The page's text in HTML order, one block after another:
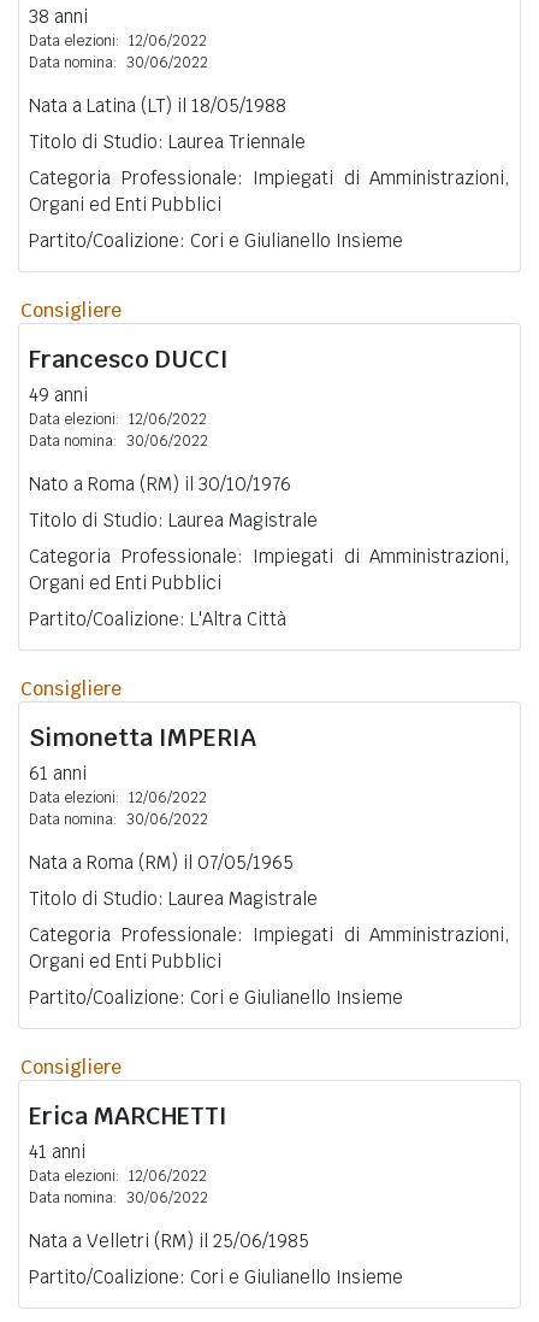
38 anni
Data elezioni: 12/06/2022
Data nomina: 30/06/2022
Nata a Latina (LT) il 18/05/1988
Titolo di Studio: Laurea Triennale
Categoria Professionale: Impiegati di Amministrazioni,
Organi ed Enti Pubblici
Partito/Coalizione: Cori e Giulianello Insieme
Consigliere
Francesco DUCCI
49 anni
Data elezioni: 12/06/2022
Data nomina: 30/06/2022
Nato a Roma (RM) il 30/10/1976
Titolo di Studio: Laurea Magistrale
Categoria Professionale: Impiegati di Amministrazioni,
Organi ed Enti Pubblici
Partito/Coalizione: L'Altra Città
Consigliere
Simonetta IMPERIA
61 anni
Data elezioni: 12/06/2022
Data nomina: 30/06/2022
Nata a Roma (RM) il 07/05/1965
Titolo di Studio: Laurea Magistrale
Categoria Professionale: Impiegati di Amministrazioni,
Organi ed Enti Pubblici
Partito/Coalizione: Cori e Giulianello Insieme
Consigliere
Erica MARCHETTI
41 anni
Data elezioni: 12/06/2022
Data nomina: 30/06/2022
Nata a Velletri (RM) il 25/06/1985
Partito/Coalizione: Cori e Giulianello Insieme